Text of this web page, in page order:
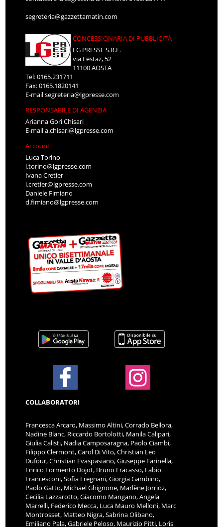
segreteria@gazzettamatin.com
CONCESSIONARIA DI PUBBLICITÀ
LG PRESSE S.R.L.
via Festaz, 52
11100 AOSTA
Tel: 0165.231711
Fax: 0165.1820141
E-mailsegreteria@lgpresse.com
RESPONSABILE DI AGENZIA
Arianna Gori Chisari
E-maila.chisari@lgpresse.com
Account
Luca Torino
l.torino@lgpresse.com
Ivana Cretier
i.cretier@lgpresse.com
Daniele Fimiano
d.fimiano@lgpresse.com
COLLABORATORI
Francesca Arcaro, Massimo Altini, Corrado Bellora,
Nadine Blanc, Riccardo Bortolotti, Manila Calipari,
Giulia Calisti, Nadia Camposaragna, Paolo Ciambi,
Filippo Clermont, Carol Di Vito, Christian Leo
Dufour, Christian Evaspasiano, Giuseppe Farinella,
Enrico Formento Dojot, Bruno Fracasso, Fabio
Francesconi, Sofia Fregnani, Giorgia Gambino,
Paolo Gatto, Michael Ghignone, Marlène Jorrioz,
Cecilia Lazzarotto, Giacomo Mangano, Angela
Marrelli, Federico Mecca, Luca Mauro Melloni, Marc
Montrosset, Matteo Nigra, Sabrina Olibano,
Emiliano Pala, Gabriele Peloso, Maurizio Pitti, Loris